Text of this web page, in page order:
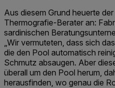
Aus diesem Grund heuerte
Thermografie-Berater an:
sardinischen
„Wir vermuteten, dass sich
die den Pool automatisch
Schmutz absaugen. Aber
überall um den Pool herum,
herausfinden, wo genau die